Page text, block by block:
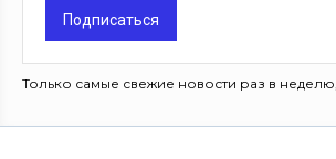
Подписаться
Только самые свежие новости раз в